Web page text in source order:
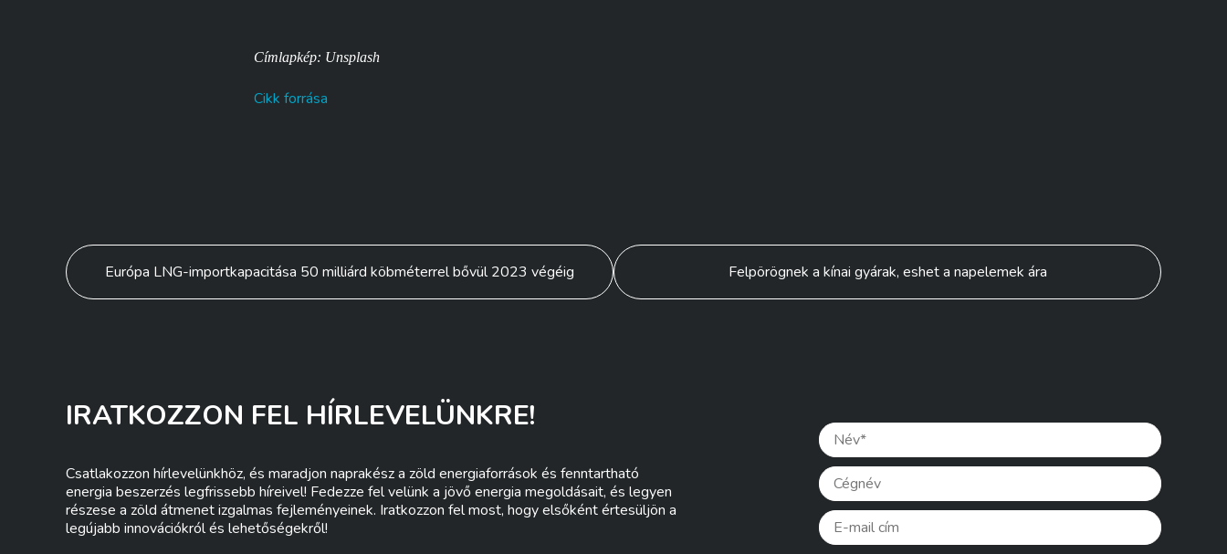
Címlapkép: Unsplash
Cikk forrása
Bejegyzés
navigáció
Európa LNG-importkapacitása 50 milliárd köbméterrel bővül 2023 végéig Felpörögnek a kínai gyárak, eshet a napelemek ára
IRATKOZZON FEL HÍRLEVELÜNKRE!
Csatlakozzon hírlevelünkhöz, és maradjon naprakész a zöld energiaforrások és fenntartható
energia beszerzés legfrissebb híreivel! Fedezze fel velünk a jövő energia megoldásait, és legyen
részese a zöld átmenet izgalmas fejleményeinek. Iratkozzon fel most, hogy elsőként értesüljön a
legújabb innovációkról és lehetőségekről!
Please